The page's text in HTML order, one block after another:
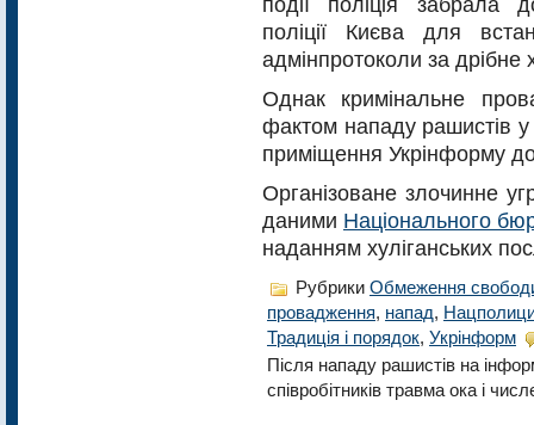
поліції Києва для
адмінпротоколи за дрібне
Однак кримінальне
фактом нападу рашистів
приміщення Укрінформу
Організоване злочинне
даними Національного
наданням хуліганських
Рубрики Обмеження
провадження, напад,
Традиція і порядок, Укрінформ
Після нападу рашистів на
співробітників травма ока і